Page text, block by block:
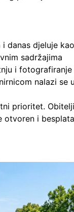
danas djeluje
sadržajima
i fotografiranje
nalazi se
prioritet.
otvoren i